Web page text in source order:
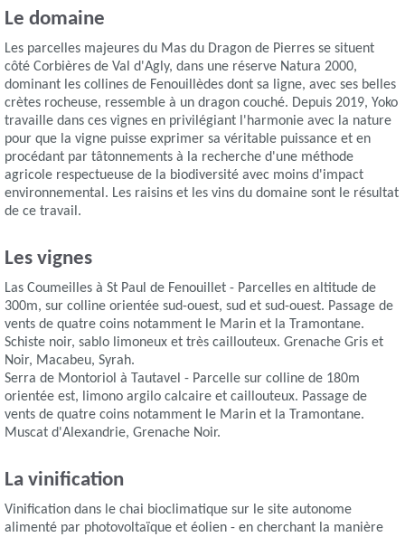
Le domaine
Les parcelles majeures du Mas du Dragon de Pierres se situent
côté Corbières de Val d'Agly, dans une réserve Natura 2000,
dominant les collines de Fenouillèdes dont sa ligne, avec ses belles
crètes rocheuse, ressemble à un dragon couché. Depuis 2019, Yoko
travaille dans ces vignes en privilégiant l'harmonie avec la nature
pour que la vigne puisse exprimer sa véritable puissance et en
procédant par tâtonnements à la recherche d'une méthode
agricole respectueuse de la biodiversité avec moins d'impact
environnemental. Les raisins et les vins du domaine sont le résultat
de ce travail.
Les vignes
Las Coumeilles à St Paul de Fenouillet - Parcelles en altitude de
300m, sur colline orientée sud-ouest, sud et sud-ouest. Passage de
vents de quatre coins notamment le Marin et la Tramontane.
Schiste noir, sablo limoneux et très caillouteux. Grenache Gris et
Noir, Macabeu, Syrah.
Serra de Montoriol à Tautavel - Parcelle sur colline de 180m
orientée est, limono argilo calcaire et caillouteux. Passage de
vents de quatre coins notamment le Marin et la Tramontane.
Muscat d'Alexandrie, Grenache Noir.
La vinification
Vinification dans le chai bioclimatique sur le site autonome
alimenté par photovoltaïque et éolien - en cherchant la manière